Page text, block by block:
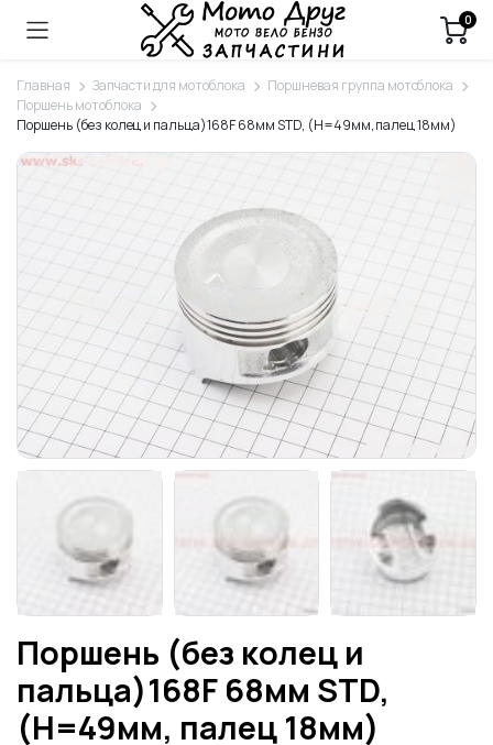
0
Главная Запчасти для мотоблока
Поршневая группа мотоблока
Поршень мотоблока
Поршень (без колец и пальца)168F 68мм STD, (H=49мм, палец 18мм)
Поршень (без колец и
пальца)168F 68мм STD,
(H=49мм, палец 18мм)